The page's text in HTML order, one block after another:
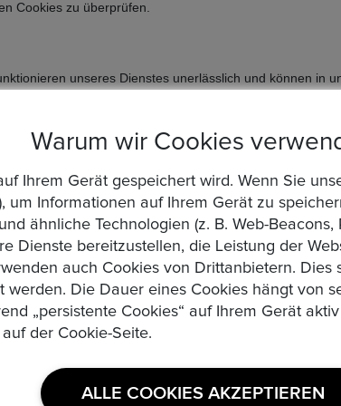
Cookies zu überprüfen.
unseres Dienstes unerlässlich und können in
beliebt sind und wie sich Besucher auf der Website
verwalten unsere Werbung auf anderen
auf Ihren Interessen und Vorlieben
personenbezogene Daten verarbeitet werden,
1 lit. f DSGVO zur Wahrung unserer berechtigten
des Seitenbesuchs. Wir arbeiten ggf. mit
zusammenarbeiten, werden Sie über den
individuell und gesondert informiert. Bitte beachten
Warum wir Cookies
Ihrem Gerät gespeichert wird. Wenn Sie
um Informationen auf Ihrem Gerät zu
ähnliche Technologien (z. B. Web-
Dienste bereitzustellen, die Leistung der
auch Cookies von Drittanbietern. Dies
werden. Die Dauer eines Cookies hängt von
„persistente Cookies“ auf Ihrem Gerät
der Cookie-Seite.
ALLE COOKIES AKZEPTIEREN